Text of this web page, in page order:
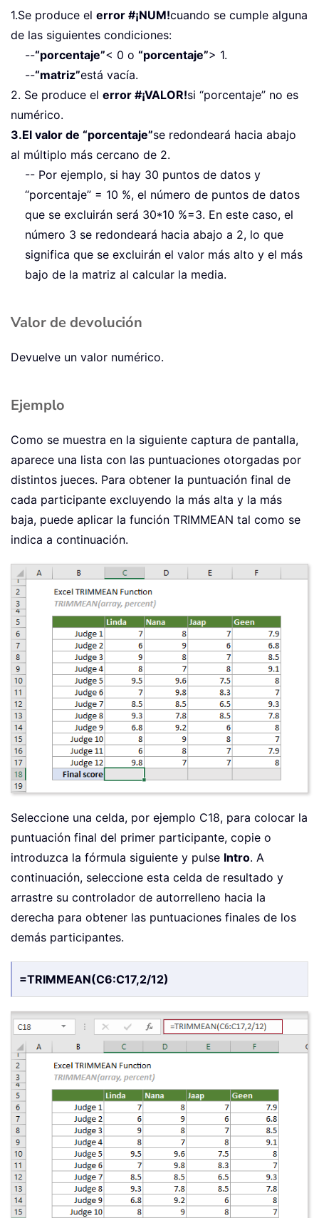
1.Se produce el error #¡NUM!cuando se cumple alguna
de las siguientes condiciones:
--“porcentaje”< 0 o “porcentaje”> 1.
--“matriz”está vacía.
2. Se produce el error #¡VALOR!si “porcentaje” no es
numérico.
3.El valor de “porcentaje”se redondeará hacia abajo
al múltiplo más cercano de 2.
-- Por ejemplo, si hay 30 puntos de datos y
“porcentaje” = 10 %, el número de puntos de datos
que se excluirán será 30*10 %=3. En este caso, el
número 3 se redondeará hacia abajo a 2, lo que
significa que se excluirán el valor más alto y el más
bajo de la matriz al calcular la media.
Valor de devolución
Devuelve un valor numérico.
Ejemplo
Como se muestra en la siguiente captura de pantalla,
aparece una lista con las puntuaciones otorgadas por
distintos jueces. Para obtener la puntuación final de
cada participante excluyendo la más alta y la más
baja, puede aplicar la función TRIMMEAN tal como se
indica a continuación.
Seleccione una celda, por ejemplo C18, para colocar la
puntuación final del primer participante, copie o
introduzca la fórmula siguiente y pulse Intro. A
continuación, seleccione esta celda de resultado y
arrastre su controlador de autorrelleno hacia la
derecha para obtener las puntuaciones finales de los
demás participantes.
=TRIMMEAN(C6:C17,2/12)